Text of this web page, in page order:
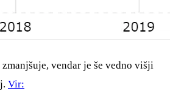
vendar je še vedno višji
Vir: